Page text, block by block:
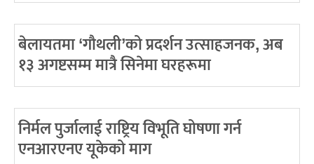
बेलायतमा ‘गौथली’को प्रदर्शन उत्साहजनक, अब
१३ अगष्टसम्म मात्रै सिनेमा घरहरूमा
निर्मल पुर्जालाई राष्ट्रिय विभूति घोषणा गर्न
एनआरएनए यूकेको माग